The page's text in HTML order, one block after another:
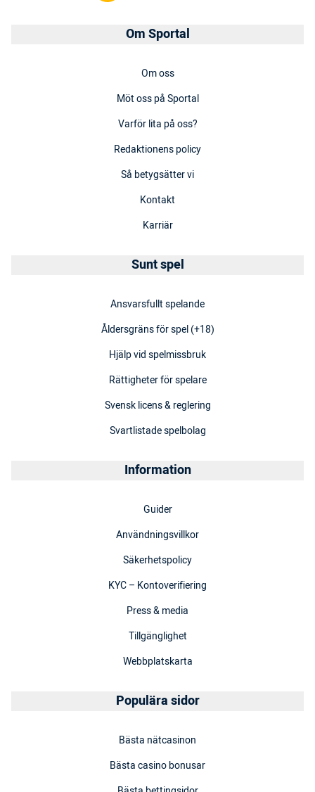
Om Sportal
Om oss
Möt oss på Sportal
Varför lita på oss?
Redaktionens policy
Så betygsätter vi
Kontakt
Karriär
Sunt spel
Ansvarsfullt spelande
Åldersgräns för spel (+18)
Hjälp vid spelmissbruk
Rättigheter för spelare
Svensk licens & reglering
Svartlistade spelbolag
Information
Guider
Användningsvillkor
Säkerhetspolicy
KYC – Kontoverifiering
Press & media
Tillgänglighet
Webbplatskarta
Populära sidor
Bästa nätcasinon
Bästa casino bonusar